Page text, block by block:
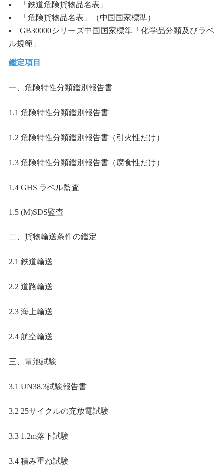
「鉄道危険貨物品名表」
「危険貨物品名表」（中国国家標準）
GB30000シリーズ中国国家標準「化学品分類及びラベ
ル規範」
鑑定項目
一、危険特性分類鑑別報告書
1.1 危険特性分類鑑別報告書
1.2 危険特性分類鑑別報告書（引火性だけ）
1.3 危険特性分類鑑別報告書（腐食性だけ）
1.4 GHS ラベル監査
1.5 (M)SDS監査
二、貨物輸送条件の鑑定
2.1 鉄道輸送
2.2 道路輸送
2.3 海上輸送
2.4 航空輸送
三、電池試験
3.1 UN38.3試験報告書
3.2 25サイクルの充放電試験
3.3 1.2m落下試験
3.4 積み重ね試験